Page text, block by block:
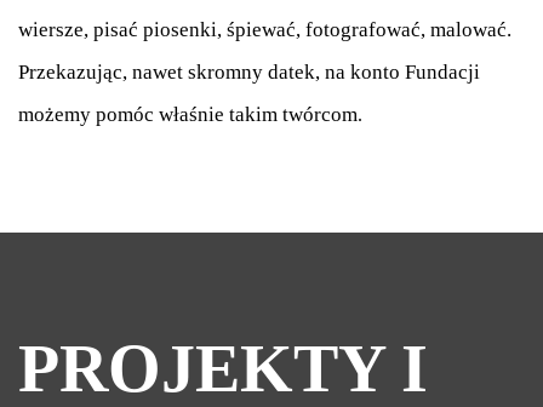
wiersze, pisać piosenki, śpiewać, fotografować, malować.
Przekazując, nawet skromny datek, na konto Fundacji
możemy pomóc właśnie takim twórcom.
PROJEKTY I